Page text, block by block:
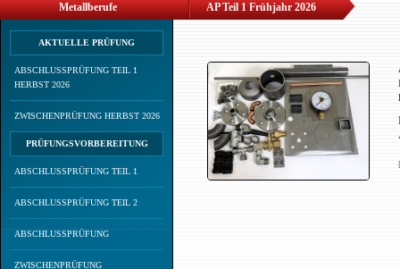
Metallberufe
AKTUELLE PRÜFUNG
ABSCHLUSSPRÜFUNG TEIL 1
HERBST 2026
ZWISCHENPRÜFUNG HERBST 2026
PRÜFUNGSVORBEREITUNG
ABSCHLUSSPRÜFUNG TEIL 1
ABSCHLUSSPRÜFUNG TEIL 2
ABSCHLUSSPRÜFUNG
ZWISCHENPRÜFUNG
AP Teil 1 Frühjahr 2026